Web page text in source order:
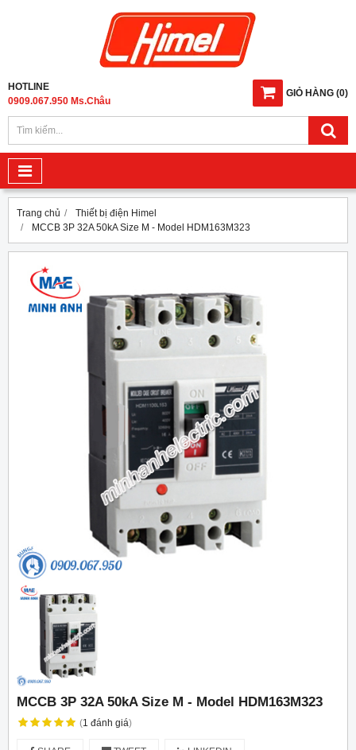
GIỎ HÀNG (0)
HOTLINE
0909.067.950 Ms.Châu
Trang chủ
Thiết bị điện Himel
MCCB 3P 32A 50kA Size M - Model HDM163M323
MCCB 3P 32A 50kA Size M - Model HDM163M323
(1 đánh giá)